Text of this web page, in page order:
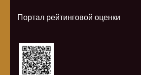
Портал рейтинговой оценки